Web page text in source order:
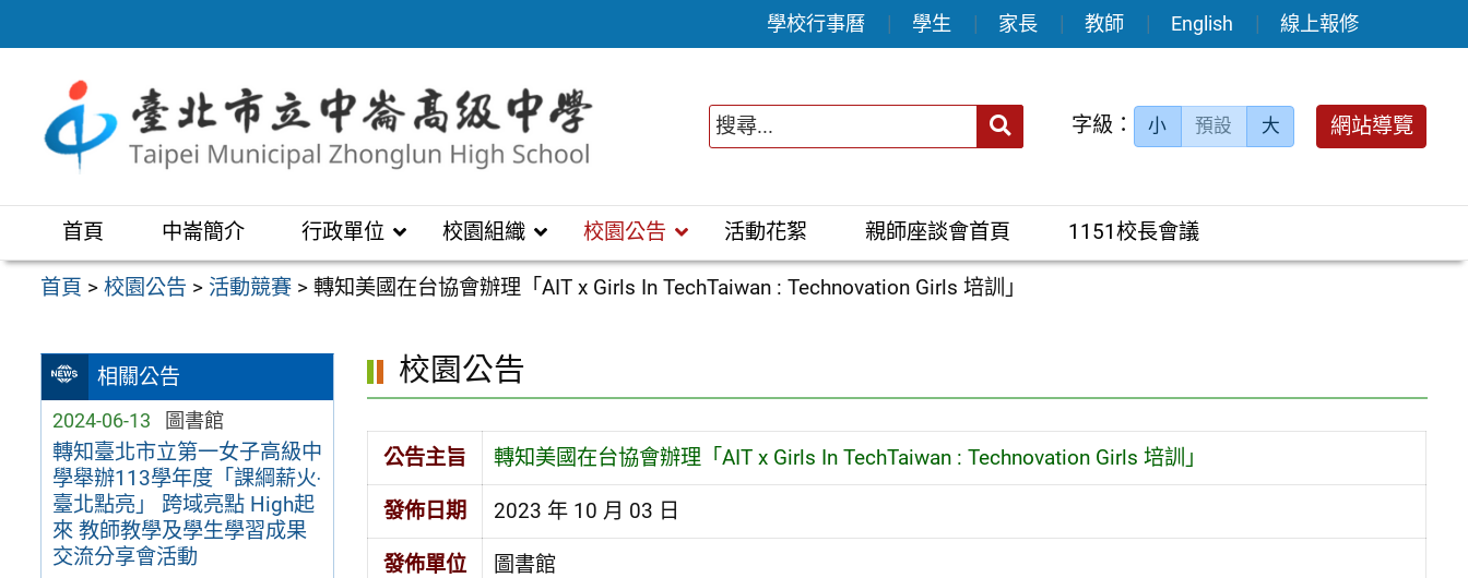
至
區
學校行事曆 學生 家長 教師 English 線上報修
送出 字級： 小 預設 大 網站導覽
首頁 中崙簡介 行政單位 校園組織 校園公告 活動花絮 親師座談會首頁 1151校長會議
首頁 >校園公告 > 活動競賽 >轉知美國在台協會辦理「AIT x Girls In TechTaiwan : Technovation Girls 培訓」
相關公告
2024-06-13 圖書館
轉知臺北市立第一女子高級中
學舉辦113學年度「課綱薪火‧
臺北點亮」 跨域亮點 High起
來 教師教學及學生學習成果
交流分享會活動
校園公告
公告主旨 轉知美國在台協會辦理「AIT x Girls In TechTaiwan : Technovation Girls 培訓」
發佈日期 2023 年 10 月 03 日
發佈單位 圖書館